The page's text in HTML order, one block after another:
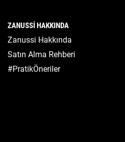
ZANUSSI HAKKINDA
Zanussi Hakkında
Satın Alma Rehberi
#PratikÖneriler